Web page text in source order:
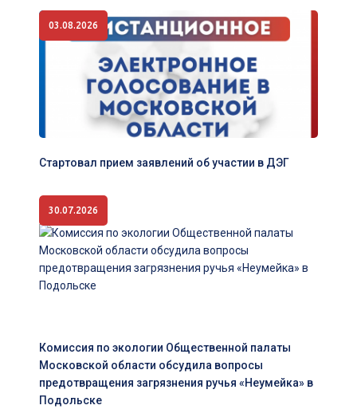
03.08.2026
Стартовал прием заявлений об участии в ДЭГ
30.07.2026
Комиссия по экологии Общественной палаты
Московской области обсудила вопросы
предотвращения загрязнения ручья «Неумейка» в
Подольске